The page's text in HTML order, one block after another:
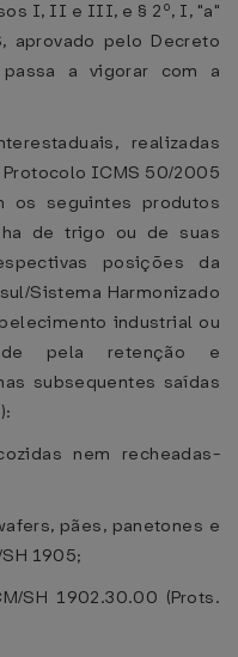
I, II e III, e § 2º, I, "a"
aprovado pelo Decreto
a vigorar com a
realizadas
ICMS 50/2005
os seguintes produtos
de trigo ou de suas
posições da
Sistema Harmonizado
industrial ou
pela retenção e
subsequentes saídas
nem recheadas-
pães, panetones e
1905;
SH 1902.30.00 (Prots.